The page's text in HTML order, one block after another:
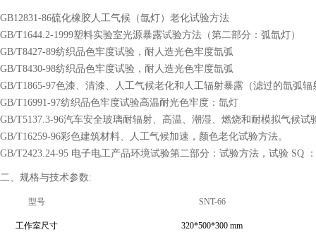
GB12831-86硫化橡胶人工气候（氙灯）老化试验方法
GB/T1644.2-1999塑料实验室光源暴露试验方法（第二部分：弧氙灯）
GB/T8427-89纺织品色牢度试验，耐人造光色牢度氙弧
GB/T8430-98纺织品色牢度试验，耐人造光色牢度氙弧
GB/T1865-97色漆、清漆、人工气候老化和人工辐射暴露（滤过的氙弧辐
GB/T16991-97纺织品色牢度试验高温耐光色牢度：氙灯
GB/T5137.3-96汽车安全玻璃耐辐射、高温、潮湿、燃烧和耐模拟气候试
GB/T16259-96彩色建筑材料、人工气候加速，颜色老化试验方法。
GB/T2423.24-95 电子电工产品环境试验第二部分：试验方法，试验 SQ
二、 规格与技术参数:
型号 SNT-66
工作室尺寸 320*500*300 mm